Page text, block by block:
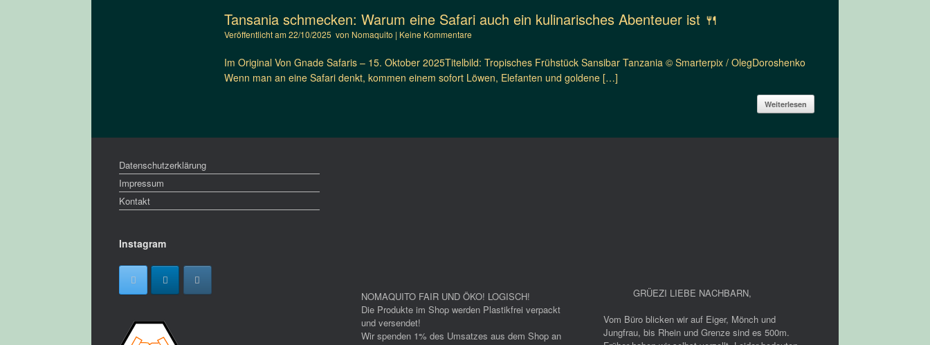
Tansania schmecken: Warum eine Safari auch ein kulinarisches Abenteuer ist 🍴
Veröffentlicht am22/10/2025 von Nomaquito | Keine Kommentare
Im Original Von Gnade Safaris – 15. Oktober 2025Titelbild: Tropisches Frühstück Sansibar Tanzania © Smarterpix / OlegDoroshenko
Wenn man an eine Safari denkt, kommen einem sofort Löwen, Elefanten und goldene […]
Weiterlesen
Datenschutzerklärung
Impressum
Kontakt
Instagram
NOMAQUITO FAIR UND ÖKO! LOGISCH!
Die Produkte im Shop werden Plastikfrei verpackt
und versendet!
Wir spenden 1% des Umsatzes aus dem Shop an
GRÜEZI LIEBE NACHBARN,
Vom Büro blicken wir auf Eiger, Mönch und
Jungfrau, bis Rhein und Grenze sind es 500m.